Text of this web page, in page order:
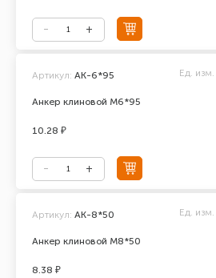
Анкер клиновой М6*95
Артикул: АК-6*95 Ед. изм.
10.28 ₽
Анкер клиновой М8*50
Артикул: АК-8*50 Ед. изм.
8.38 ₽